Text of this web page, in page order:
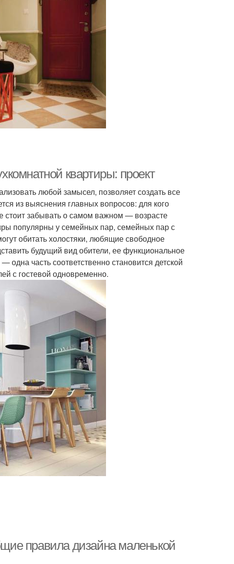
квартиры: проект
любой замысел, позволяет создать все
из выяснения главных вопросов: для кого
стоит забывать о самом важном — возрасте
популярны у семейных пар, семейных пар с
обитать холостяки, любящие свободное
будущий вид обители, ее функциональное
часть соответственно становится детской
с гостевой одновременно.
правила дизайна маленькой